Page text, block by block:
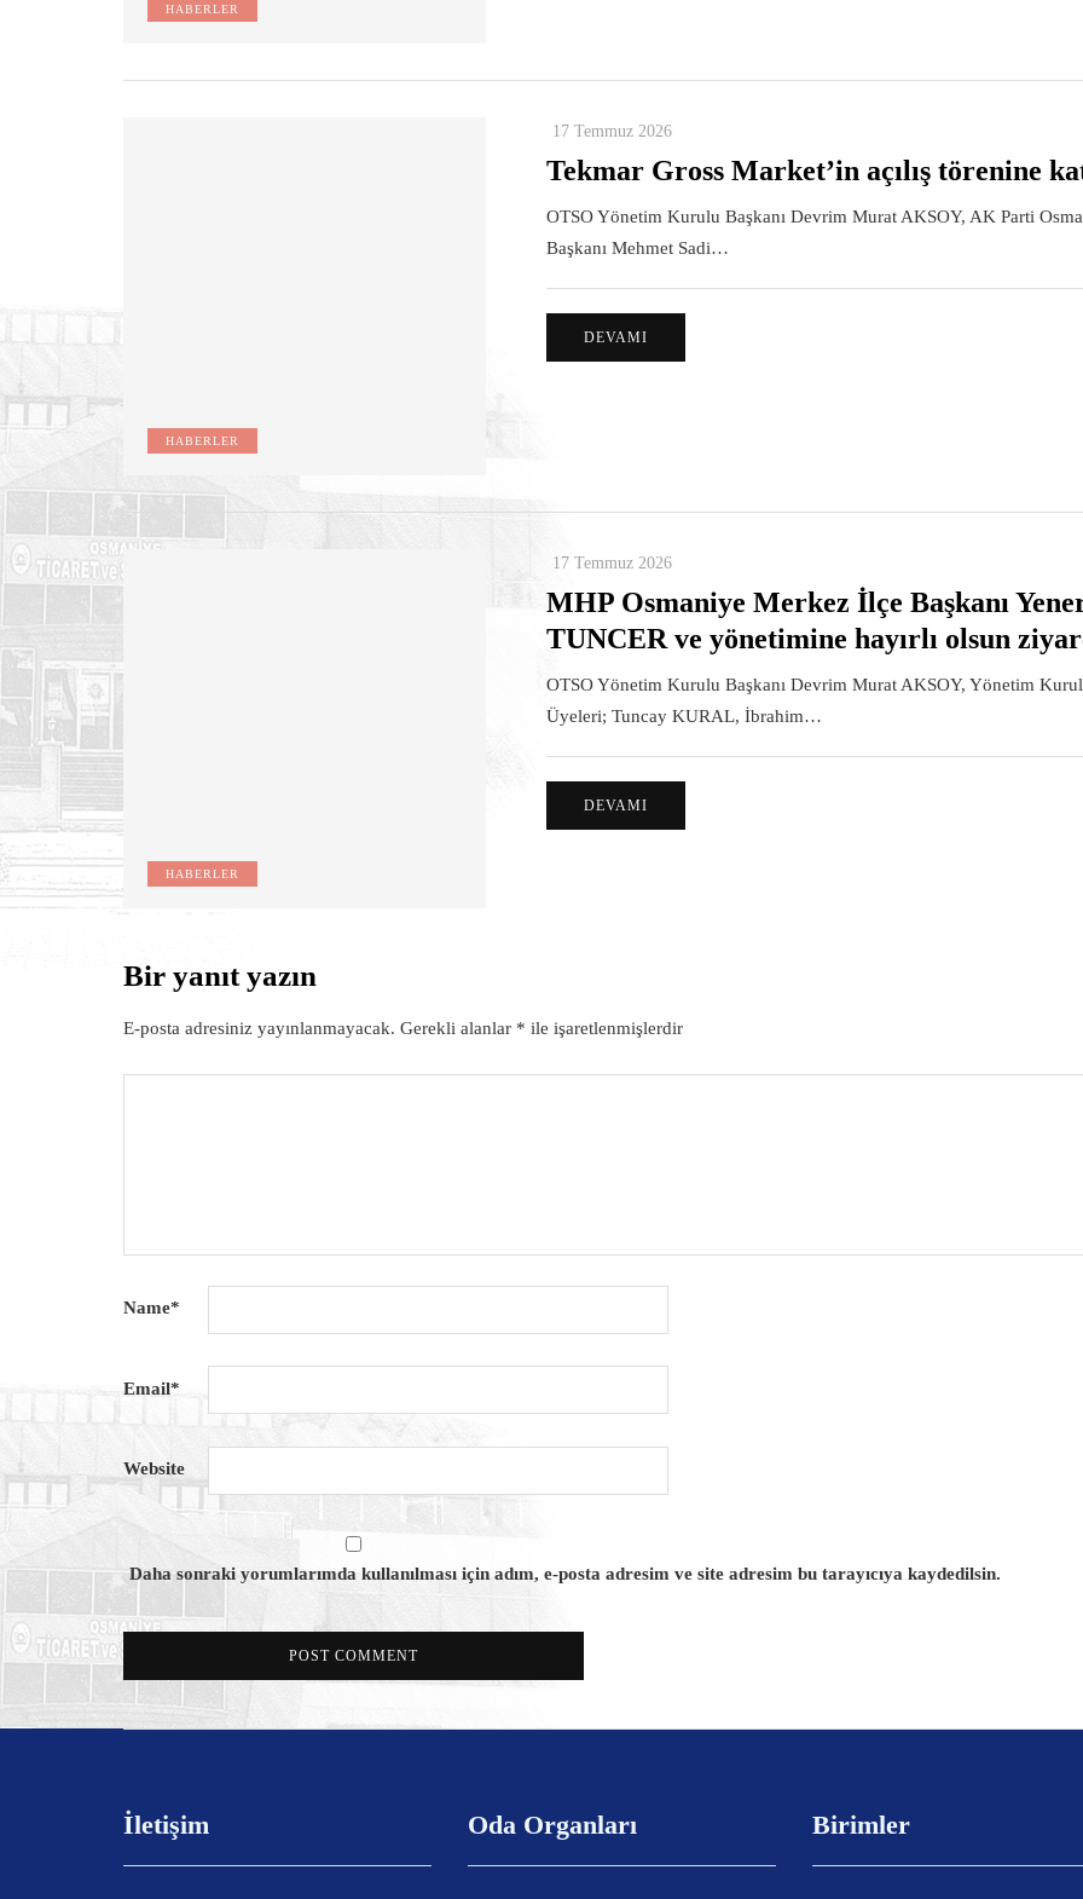
HABERLER
HABERLER
17 Temmuz 2026
Tekmar Gross Market’in açılış törenine
OTSO Yönetim Kurulu Başkanı Devrim Murat AKSOY, AK Parti
Başkanı Mehmet Sadi…
DEVAMI
HABERLER
17 Temmuz 2026
MHP Osmaniye Merkez İlçe Başkanı
TUNCER ve yönetimine hayırlı olsun
OTSO Yönetim Kurulu Başkanı Devrim Murat AKSOY, Yönetim
Üyeleri; Tuncay KURAL, İbrahim…
DEVAMI
Bir yanıt yazın
E-posta adresiniz yayınlanmayacak. Gerekli alanlar * ile işaretlenmişlerdir
Name*
Email*
Website
Daha sonraki yorumlarımda kullanılması için adım, e-posta adresim ve site adresim bu tarayıcıya kaydedilsin.
İletişim Oda Organları Birimler